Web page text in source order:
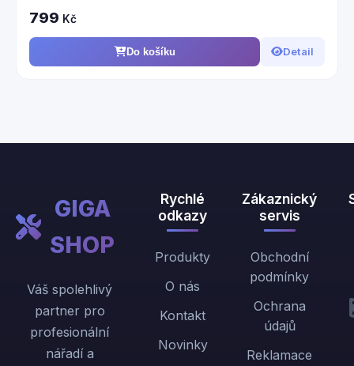
799 Kč
Do košíku Detail
GIGA
SHOP
Váš spolehlivý
partner pro
profesionální
nářadí a
Rychlé
odkazy
Produkty
O nás
Kontakt
Novinky
Zákaznický
servis
Obchodní
podmínky
Ochrana
údajů
Reklamace